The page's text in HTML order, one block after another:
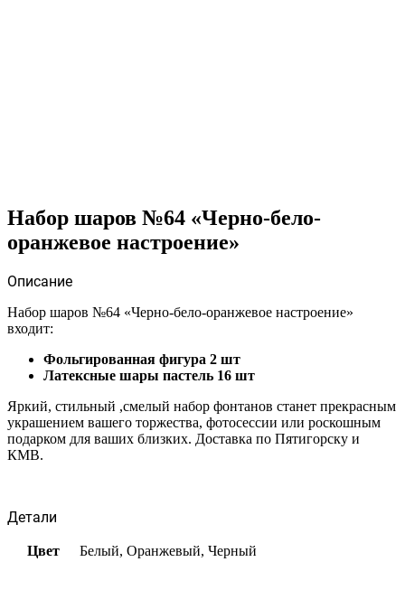
Набор шаров №64 «Черно-бело-
оранжевое настроение»
Описание
Набор шаров №64 «Черно-бело-оранжевое настроение»
входит:
Фольгированная фигура 2 шт
Латексные шары пастель 16 шт
Яркий, стильный ,смелый набор фонтанов станет прекрасным
украшением вашего торжества, фотосессии или роскошным
подарком для ваших близких. Доставка по Пятигорску и
КМВ.
Детали
Цвет Белый, Оранжевый, Черный